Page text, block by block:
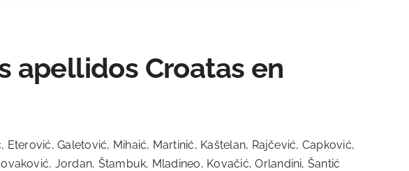
apellidos Croatas en
Eterović, Galetović, Mihaić, Martinić, Kaštelan, Rajčević, Capković,
Jordan, Štambuk, Mladineo, Kovačić, Orlandini, Šantić